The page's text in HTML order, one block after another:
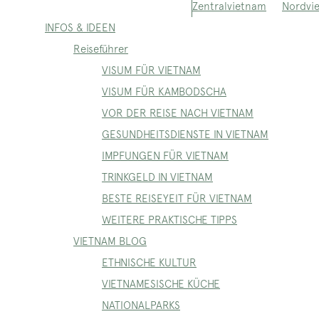
Zentralvietnam
INFOS & IDEEN
Reiseführer
VISUM FÜR VIETNAM
VISUM FÜR KAMBODSCHA
VOR DER REISE NACH VIETNAM
GESUNDHEITSDIENSTE IN VIETNAM
IMPFUNGEN FÜR VIETNAM
TRINKGELD IN VIETNAM
BESTE REISEYEIT FÜR VIETNAM
WEITERE PRAKTISCHE TIPPS
VIETNAM BLOG
ETHNISCHE KULTUR
VIETNAMESISCHE KÜCHE
NATIONALPARKS